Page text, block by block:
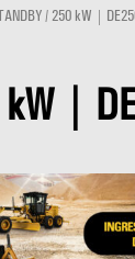
/ 250 kW |
|